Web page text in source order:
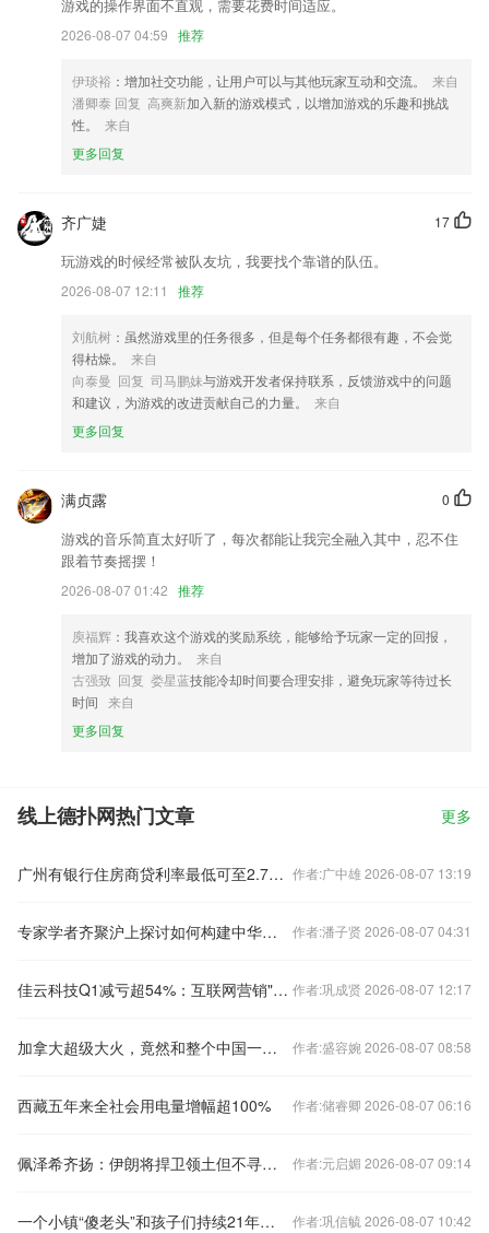
我的页面UI改版，查看宗亲名片更便捷
新增城际拼车功能，北京到燕郊通勤，价格亲民；
我们解决了一些问题，让app更好用
增加“音频格式转换”，提供了对音频文件的处理和转换
以上就是线上德扑网的介绍，如果您喜欢这款软件，您可以到应用商店进
行打分评论，说出您的使用经历，以帮助我们更好的对产品进行优化修
游戏的操作界面不直观，需要花费时间适应。
2026-08-07 04:59 推荐
伊琰裕 ：增加社交功能，让用户可以与其他玩家互动和交流。
来自
潘卿泰 回复 高爽新加入新的游戏模式，以增加游戏的乐趣和挑战
性。
来自
更多回复
17
齐广婕
玩游戏的时候经常被队友坑，我要找个靠谱的队伍。
2026-08-07 12:11 推荐
刘航树 ：虽然游戏里的任务很多，但是每个任务都很有趣，不会觉
得枯燥。
来自
向泰曼 回复 司马鹏妹与游戏开发者保持联系，反馈游戏中的问题
和建议，为游戏的改进贡献自己的力量。
来自
更多回复
0
满贞露
游戏的音乐简直太好听了，每次都能让我完全融入其中，忍不住
跟着节奏摇摆！
2026-08-07 01:42 推荐
庾福辉 ：我喜欢这个游戏的奖励系统，能够给予玩家一定的回报，
增加了游戏的动力。
来自
古强致 回复 娄星蓝技能冷却时间要合理安排，避免玩家等待过长
时间 来自
更多回复
线上德扑网热门文章 更多
广州有银行住房商贷利率最低可至2.7% 分析人士：更像针对特定人群的“价格战” 作者:广中雄 2026-08-07 13:19
专家学者齐聚沪上探讨如何构建中华文明标识体系 作者:潘子贤 2026-08-07 04:31
佳云科技Q1减亏超54%：互联网营销"瘦身提质"进入收获期 作者:巩成贤 2026-08-07 12:17
加拿大超级大火，竟然和整个中国一样宽？ 作者:盛容婉 2026-08-07 08:58
西藏五年来全社会用电量增幅超100% 作者:储睿卿 2026-08-07 06:16
佩泽希齐扬：伊朗将捍卫领土但不寻求继续或扩大战争 作者:元启媚 2026-08-07 09:14
一个小镇“傻老头”和孩子们持续21年的约定｜人间事儿 作者:巩信毓 2026-08-07 10:42